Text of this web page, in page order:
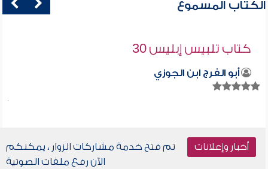
الكتاب المسموع
كتاب تلبيس إبليس 30
أبو الفرج ابن الجوزي
أخبار وإعلانات
تم فتح خدمة مشاركات الزوار ، يمكنكم
الآن رفع ملفات الصوتية